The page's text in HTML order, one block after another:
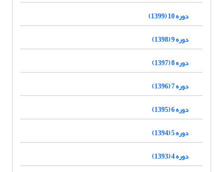
دوره 10 (1399)
دوره 9 (1398)
دوره 8 (1397)
دوره 7 (1396)
دوره 6 (1395)
دوره 5 (1394)
دوره 4 (1393)